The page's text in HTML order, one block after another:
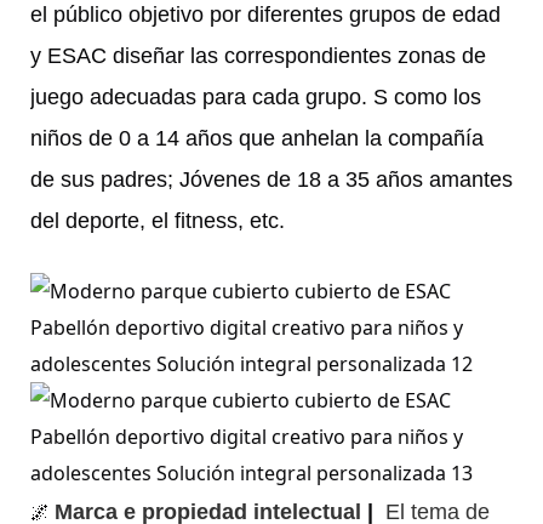
el público objetivo por diferentes grupos de edad
y ESAC diseñar las correspondientes zonas de
juego adecuadas para cada grupo. S como los
niños de 0 a 14 años que anhelan la compañía
de sus padres; Jóvenes de 18 a 35 años amantes
del deporte, el fitness, etc.
🌌 Marca e propiedad intelectual | El tema de